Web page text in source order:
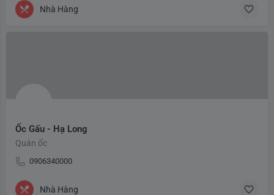
Nhà Hàng
Ốc Gấu - Hạ Long
Quán ốc
0906340000
Nhà Hàng